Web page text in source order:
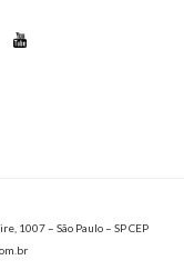
1007 – São Paulo – SP CEP